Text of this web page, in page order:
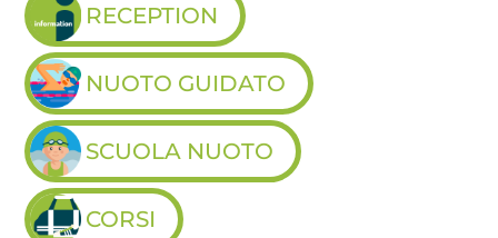
RECEPTION
NUOTO GUIDATO
SCUOLA NUOTO
CORSI